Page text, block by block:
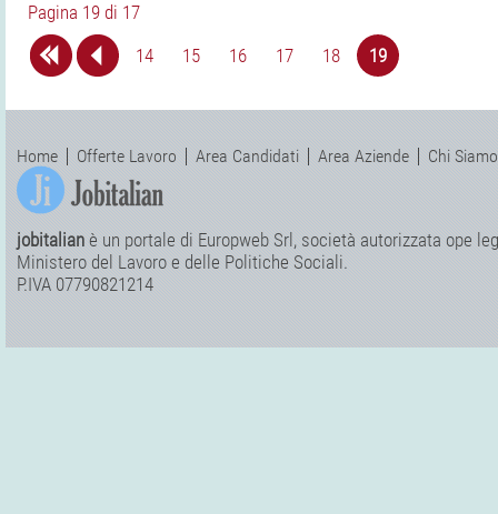
Pagina 19 di 17
14
15 16 17 18 19
Home Offerte Lavoro Area Candidati Area Aziende Chi Siamo
jobitalian è un portale di Europweb Srl, società autorizzata ope
Ministero del Lavoro e delle Politiche Sociali.
P.IVA 07790821214